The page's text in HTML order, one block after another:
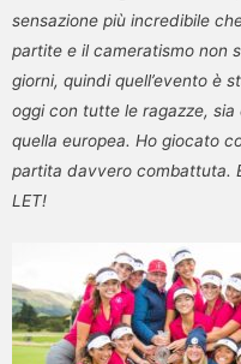
sensazione più incredibile
partite e il cameratismo non
giorni, quindi quell’evento è
oggi con tutte le ragazze,
quella europea. Ho giocato
partita davvero combattuta.
LET!